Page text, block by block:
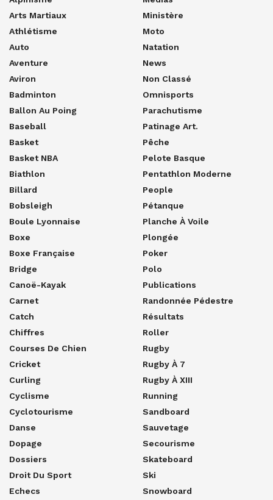
Arts Martiaux
Athlétisme
Auto
Aventure
Aviron
Badminton
Ballon Au Poing
Baseball
Basket
Basket NBA
Biathlon
Billard
Bobsleigh
Boule Lyonnaise
Boxe
Boxe Française
Bridge
Canoë-Kayak
Carnet
Catch
Chiffres
Courses De Chien
Cricket
Curling
Cyclisme
Cyclotourisme
Danse
Dopage
Dossiers
Droit Du Sport
Echecs
Ministère
Moto
Natation
News
Non Classé
Omnisports
Parachutisme
Patinage Art.
Pêche
Pelote Basque
Pentathlon Moderne
People
Pétanque
Planche À Voile
Plongée
Poker
Polo
Publications
Randonnée Pédestre
Résultats
Roller
Rugby
Rugby À 7
Rugby À XIII
Running
Sandboard
Sauvetage
Secourisme
Skateboard
Ski
Snowboard